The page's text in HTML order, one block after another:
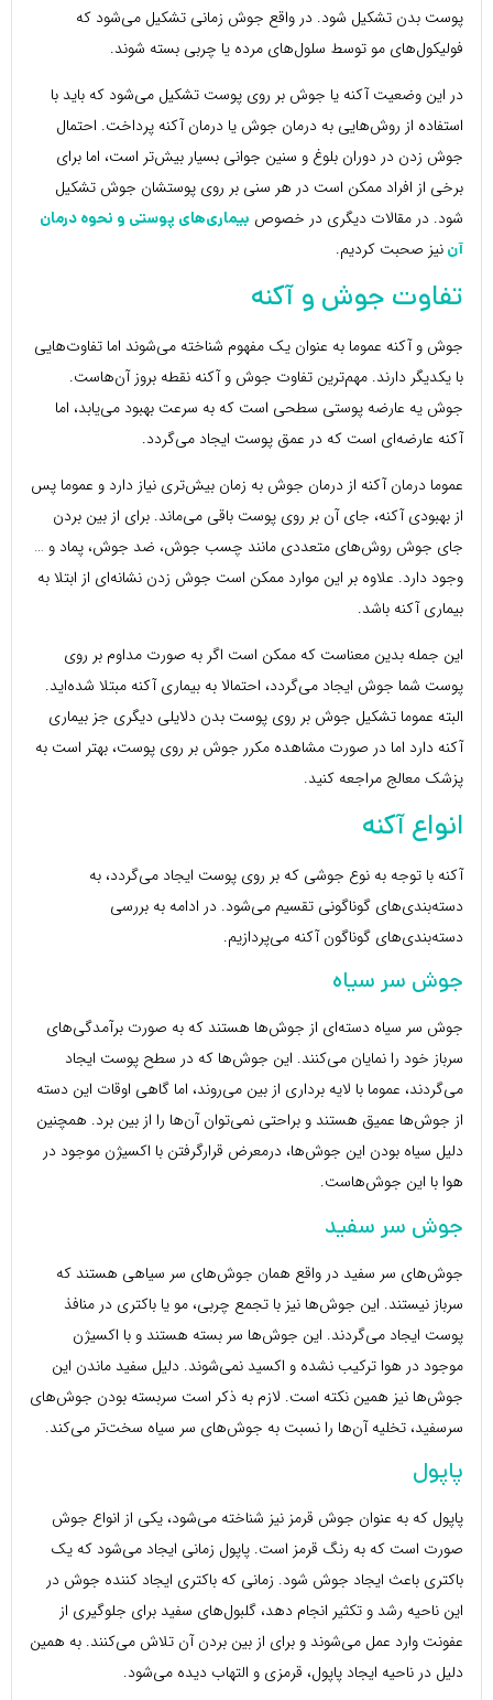
پوست بدن تشکیل شود. در واقع جوش زمانی تشکیل می‌شود که
فولیکول‌های مو توسط سلول‌های مرده یا چربی بسته شوند.
در این وضعیت آکنه یا جوش بر روی پوست تشکیل می‌شود که باید با
استفاده از روش‌هایی به درمان جوش یا درمان آکنه پرداخت. احتمال
جوش زدن در دوران بلوغ و سنین جوانی بسیار بیش‌تر است، اما برای
برخی از افراد ممکن است در هر سنی بر روی پوستشان جوش تشکیل
شود. در مقالات دیگری در خصوص بیماری‌های پوستی و نحوه درمان
آن نیز صحبت کردیم.
تفاوت جوش و آکنه
جوش و آکنه عموما به عنوان یک مفهوم شناخته می‌شوند اما تفاوت‌هایی
با یکدیگر دارند. مهم‌ترین تفاوت جوش و آکنه نقطه بروز آن‌هاست.
جوش یه عارضه پوستی سطحی است که به سرعت بهبود می‌یابد، اما
آکنه عارضه‌ای است که در عمق پوست ایجاد می‌گردد.
عموما درمان آکنه از درمان جوش به زمان بیش‌تری نیاز دارد و عموما پس
از بهبودی آکنه، جای آن بر روی پوست باقی می‌ماند. برای از بین بردن
جای جوش روش‌های متعددی مانند چسب جوش، ضد جوش، پماد و …
وجود دارد. علاوه بر این موارد ممکن است جوش زدن نشانه‌ای از ابتلا به
بیماری آکنه باشد.
این جمله بدین معناست که ممکن است اگر به صورت مداوم بر روی
پوست شما جوش ایجاد می‌گردد، احتمالا به بیماری آکنه مبتلا شده‌اید.
البته عموما تشکیل جوش بر روی پوست بدن دلایلی دیگری جز بیماری
آکنه دارد اما در صورت مشاهده مکرر جوش بر روی پوست، بهتر است به
پزشک معالج مراجعه کنید.
انواع آکنه
آکنه با توجه به نوع جوشی که بر روی پوست ایجاد می‌گردد، به
دسته‌بندی‌های گوناگونی تقسیم می‌شود. در ادامه به بررسی
دسته‌بندی‌های گوناگون آکنه می‌پردازیم.
جوش سر سیاه
جوش سر سیاه دسته‌ای از جوش‌ها هستند که به صورت برآمدگی‌های
سرباز خود را نمایان می‌کنند. این جوش‌ها که در سطح پوست ایجاد
می‌گردند، عموما با لایه برداری از بین می‌روند، اما گاهی اوقات این دسته
از جوش‌ها عمیق هستند و براحتی نمی‌توان آن‌ها را از بین برد. همچنین
دلیل سیاه بودن این جوش‌ها، درمعرض قرارگرفتن با اکسیژن موجود در
هوا با این جوش‌هاست.
جوش سر سفید
جوش‌های سر سفید در واقع همان جوش‌های سر سیاهی هستند که
سرباز نیستند. این جوش‌ها نیز با تجمع چربی، مو یا باکتری در منافذ
پوست ایجاد می‌گردند. این جوش‌ها سر بسته هستند و با اکسیژن
موجود در هوا ترکیب نشده و اکسید نمی‌شوند. دلیل سفید ماندن این
جوش‌ها نیز همین نکته است. لازم به ذکر است سربسته بودن جوش‌های
سرسفید، تخلیه آن‌ها را نسبت به جوش‌های سر سیاه سخت‌تر می‌کند.
پاپول
پاپول که به عنوان جوش قرمز نیز شناخته می‌شود، یکی از انواع جوش
صورت است که به رنگ قرمز است. پاپول زمانی ایجاد می‌شود که یک
باکتری باعث ایجاد جوش شود. زمانی که باکتری ایجاد کننده جوش در
این ناحیه رشد و تکثیر انجام دهد، گلبول‌های سفید برای جلوگیری از
عفونت وارد عمل می‌شوند و برای از بین بردن آن تلاش می‌کنند. به همین
دلیل در ناحیه ایجاد پاپول، قرمزی و التهاب دیده می‌شود.